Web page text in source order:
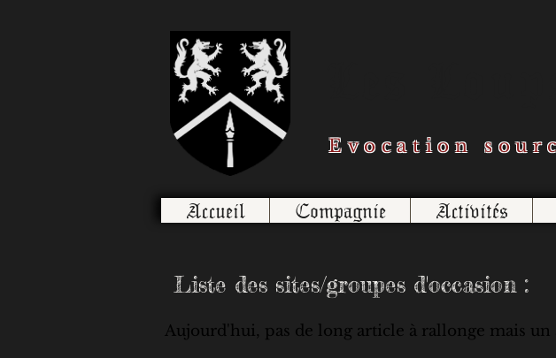
Evocation
Accueil Compagnie Activités
Liste des sites/groupes d'occasion :
Aujourd'hui, pas de long article à rallonge mais